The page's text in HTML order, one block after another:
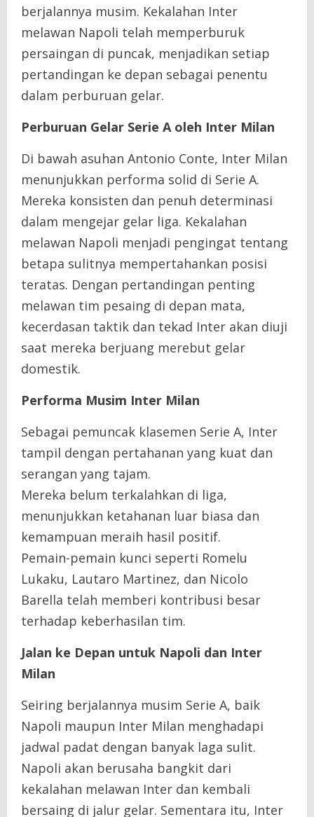
berjalannya musim. Kekalahan Inter
melawan Napoli telah memperburuk
persaingan di puncak, menjadikan setiap
pertandingan ke depan sebagai penentu
dalam perburuan gelar.
Perburuan Gelar Serie A oleh Inter Milan
Di bawah asuhan Antonio Conte, Inter Milan
menunjukkan performa solid di Serie A.
Mereka konsisten dan penuh determinasi
dalam mengejar gelar liga. Kekalahan
melawan Napoli menjadi pengingat tentang
betapa sulitnya mempertahankan posisi
teratas. Dengan pertandingan penting
melawan tim pesaing di depan mata,
kecerdasan taktik dan tekad Inter akan diuji
saat mereka berjuang merebut gelar
domestik.
Performa Musim Inter Milan
Sebagai pemuncak klasemen Serie A, Inter
tampil dengan pertahanan yang kuat dan
serangan yang tajam.
Mereka belum terkalahkan di liga,
menunjukkan ketahanan luar biasa dan
kemampuan meraih hasil positif.
Pemain-pemain kunci seperti Romelu
Lukaku, Lautaro Martinez, dan Nicolo
Barella telah memberi kontribusi besar
terhadap keberhasilan tim.
Jalan ke Depan untuk Napoli dan Inter
Milan
Seiring berjalannya musim Serie A, baik
Napoli maupun Inter Milan menghadapi
jadwal padat dengan banyak laga sulit.
Napoli akan berusaha bangkit dari
kekalahan melawan Inter dan kembali
bersaing di jalur gelar. Sementara itu, Inter